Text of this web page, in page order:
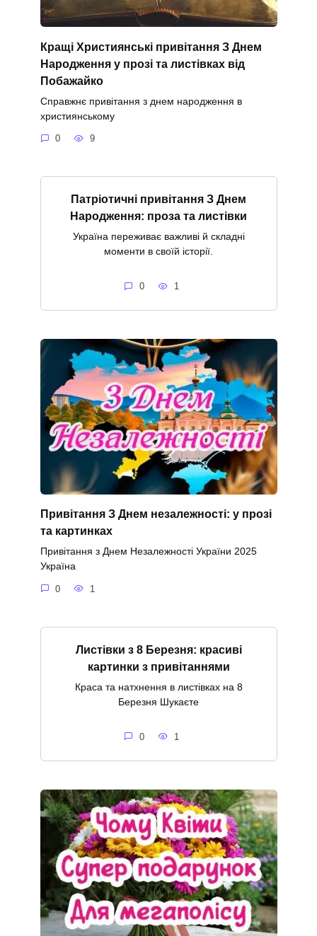
Кращі Християнські привітання З Днем
Народження у прозі та листівках від
Побажайко
Справжнє привітання з днем народження в
християнському
0 9
Патріотичні привітання З Днем
Народження: проза та листівки
Україна переживає важливі й складні
моменти в своїй історії.
0 1
Привітання З Днем незалежності: у прозі
та картинках
Привітання з Днем Незалежності України 2025
Україна
0 1
Листівки з 8 Березня: красиві
картинки з привітаннями
Краса та натхнення в листівках на 8
Березня Шукаєте
0 1